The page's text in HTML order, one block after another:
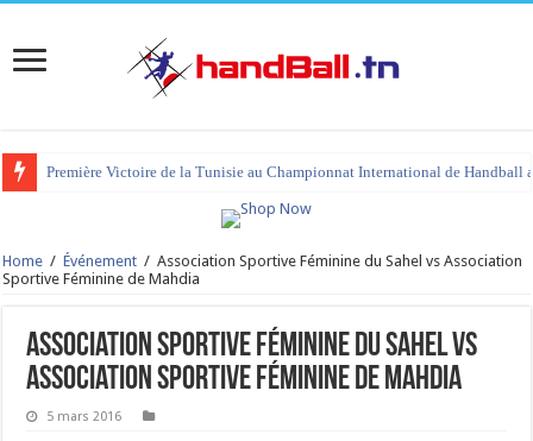
Première Victoire de la Tunisie au Championnat International de Handball
tournoi international Hammamet 2023 : programme et liste des joueurs
Home / Événement / Association Sportive Féminine du Sahel vs Association
Sportive Féminine de Mahdia
Association Sportive Féminine du Sahel vs
Association Sportive Féminine de Mahdia
5 mars 2016